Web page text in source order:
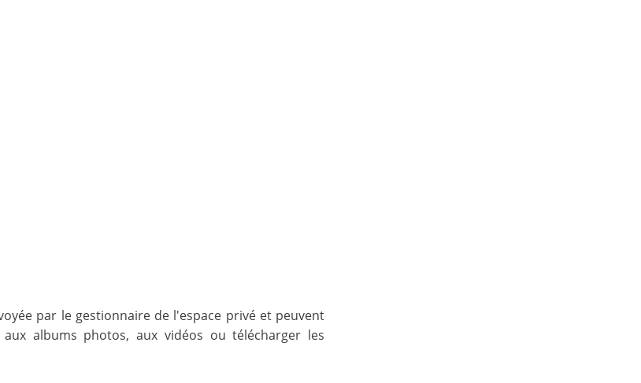
par le gestionnaire de l'espace privé et peuvent
albums photos, aux vidéos ou télécharger les